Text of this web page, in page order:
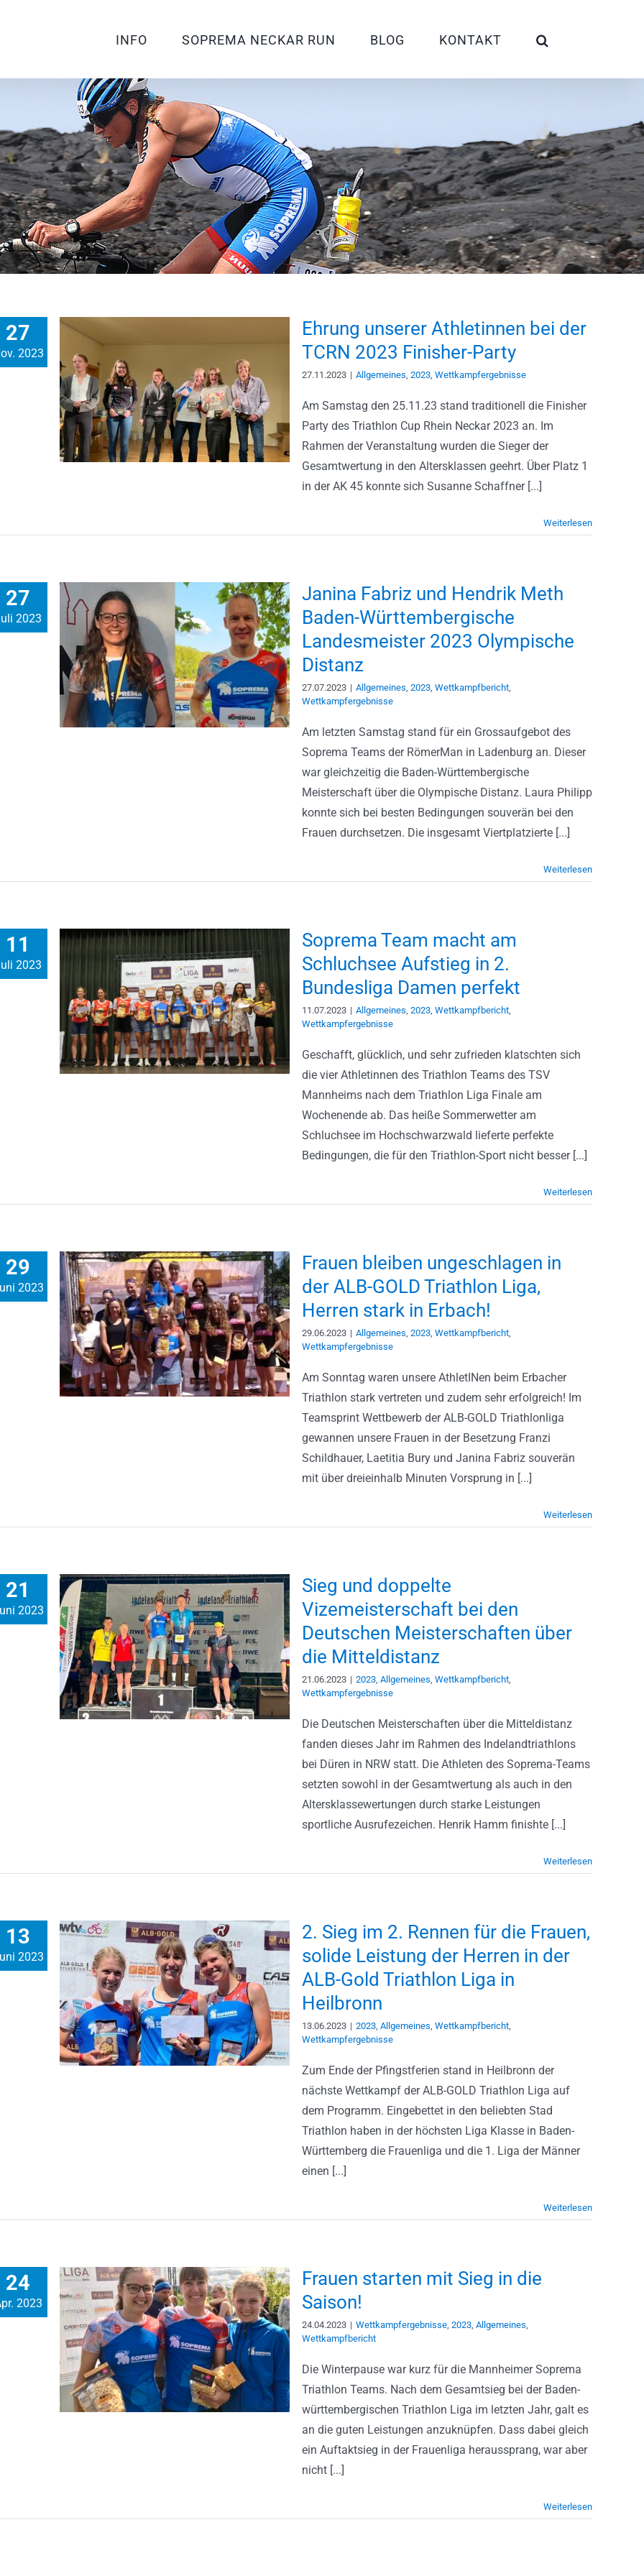
INFO SOPREMA NECKAR RUN BLOG KONTAKT
27
2023
Ehrung unserer Athletinnen bei der
TCRN 2023 Finisher-Party
27.11.2023 | Allgemeines, 2023, Wettkampfergebnisse
Am Samstag den 25.11.23 stand traditionell die Finisher
Party des Triathlon Cup Rhein Neckar 2023 an. Im
Rahmen der Veranstaltung wurden die Sieger der
Gesamtwertung in den Altersklassen geehrt. Über Platz 1
in der AK 45 konnte sich Susanne Schaffner [...]
Weiterlesen
27
2023
Janina Fabriz und Hendrik Meth
Baden-Württembergische
Landesmeister 2023 Olympische
Distanz
27.07.2023 | Allgemeines, 2023, Wettkampfbericht,
Wettkampfergebnisse
Am letzten Samstag stand für ein Grossaufgebot des
Soprema Teams der RömerMan in Ladenburg an. Dieser
war gleichzeitig die Baden-Württembergische
Meisterschaft über die Olympische Distanz. Laura Philipp
konnte sich bei besten Bedingungen souverän bei den
Frauen durchsetzen. Die insgesamt Viertplatzierte [...]
Weiterlesen
11
2023
Soprema Team macht am
Schluchsee Aufstieg in 2.
Bundesliga Damen perfekt
11.07.2023 | Allgemeines, 2023, Wettkampfbericht,
Wettkampfergebnisse
Geschafft, glücklich, und sehr zufrieden klatschten sich
die vier Athletinnen des Triathlon Teams des TSV
Mannheims nach dem Triathlon Liga Finale am
Wochenende ab. Das heiße Sommerwetter am
Schluchsee im Hochschwarzwald lieferte perfekte
Bedingungen, die für den Triathlon-Sport nicht besser [...]
Weiterlesen
29
2023
Frauen bleiben ungeschlagen in
der ALB-GOLD Triathlon Liga,
Herren stark in Erbach!
29.06.2023 | Allgemeines, 2023, Wettkampfbericht,
Wettkampfergebnisse
Am Sonntag waren unsere AthletINen beim Erbacher
Triathlon stark vertreten und zudem sehr erfolgreich! Im
Teamsprint Wettbewerb der ALB-GOLD Triathlonliga
gewannen unsere Frauen in der Besetzung Franzi
Schildhauer, Laetitia Bury und Janina Fabriz souverän
mit über dreieinhalb Minuten Vorsprung in [...]
Weiterlesen
21
2023
Sieg und doppelte
Vizemeisterschaft bei den
Deutschen Meisterschaften über
die Mitteldistanz
21.06.2023 | 2023, Allgemeines, Wettkampfbericht,
Wettkampfergebnisse
Die Deutschen Meisterschaften über die Mitteldistanz
fanden dieses Jahr im Rahmen des Indelandtriathlons
bei Düren in NRW statt. Die Athleten des Soprema-Teams
setzten sowohl in der Gesamtwertung als auch in den
Altersklassewertungen durch starke Leistungen
sportliche Ausrufezeichen. Henrik Hamm finishte [...]
Weiterlesen
13
2023
2. Sieg im 2. Rennen für die Frauen,
solide Leistung der Herren in der
ALB-Gold Triathlon Liga in
Heilbronn
13.06.2023 | 2023, Allgemeines, Wettkampfbericht,
Wettkampfergebnisse
Zum Ende der Pfingstferien stand in Heilbronn der
nächste Wettkampf der ALB-GOLD Triathlon Liga auf
dem Programm. Eingebettet in den beliebten Stad
Triathlon haben in der höchsten Liga Klasse in Baden-
Württemberg die Frauenliga und die 1. Liga der Männer
einen [...]
Weiterlesen
24
2023
Frauen starten mit Sieg in die
Saison!
24.04.2023 | Wettkampfergebnisse, 2023, Allgemeines,
Wettkampfbericht
Die Winterpause war kurz für die Mannheimer Soprema
Triathlon Teams. Nach dem Gesamtsieg bei der Baden-
württembergischen Triathlon Liga im letzten Jahr, galt es
an die guten Leistungen anzuknüpfen. Dass dabei gleich
ein Auftaktsieg in der Frauenliga heraussprang, war aber
nicht [...]
Weiterlesen